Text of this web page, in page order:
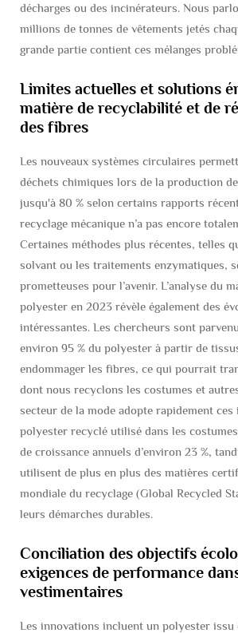
décharges ou des incinérateurs. Nous
millions de tonnes de vêtements jetés
grande partie contient ces mélanges
Limites actuelles et solutions
matière de recyclabilité et de
des fibres
Les nouveaux systèmes circulaires
déchets chimiques lors de la production
jusqu'à 80 % selon certains rapports
recyclage mécanique n’a pas encore
Certaines méthodes plus récentes, telles
solvant ou les traitements enzymatiques,
prometteuses pour l’avenir. L’analyse du
polyester en 2023 révèle également des
intéressantes. Les chercheurs sont
environ 95 % du polyester à partir de
endommager les fibres, ce qui pourrait
dont nous recyclons les costumes et
secteur de la mode adopte rapidement ces
polyester recyclé utilisé dans les
de croissance annuels d’environ 23 %,
utilisent de plus en plus des matières
mondiale du recyclage (Global Recycled
leurs démarches durables.
Conciliation des objectifs
exigences de performance
vestimentaires
Les innovations incluent un polyester issu